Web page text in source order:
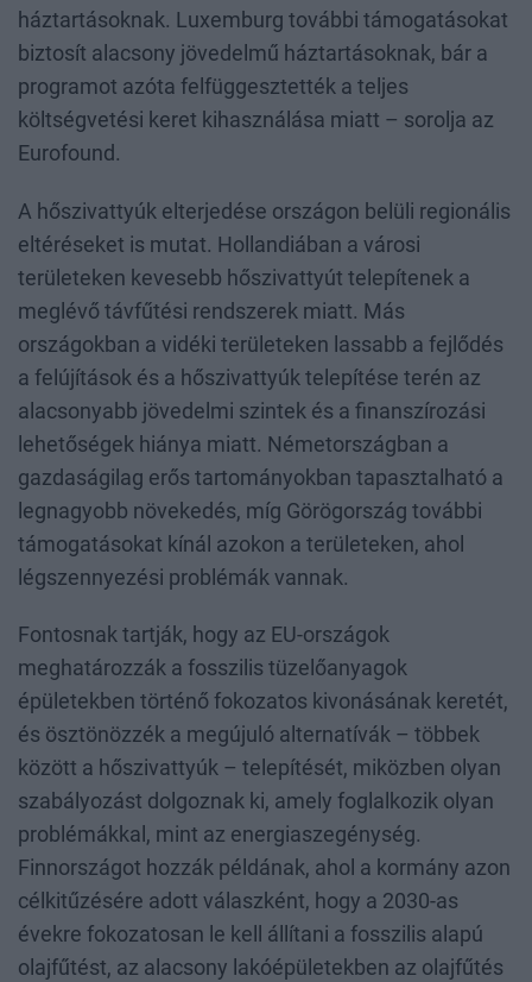
háztartásoknak. Luxemburg további támogatásokat
biztosít alacsony jövedelmű háztartásoknak, bár a
programot azóta felfüggesztették a teljes
költségvetési keret kihasználása miatt – sorolja az
Eurofound.
A hőszivattyúk elterjedése országon belüli regionális
eltéréseket is mutat. Hollandiában a városi
területeken kevesebb hőszivattyút telepítenek a
meglévő távfűtési rendszerek miatt. Más
országokban a vidéki területeken lassabb a fejlődés
a felújítások és a hőszivattyúk telepítése terén az
alacsonyabb jövedelmi szintek és a finanszírozási
lehetőségek hiánya miatt. Németországban a
gazdaságilag erős tartományokban tapasztalható a
legnagyobb növekedés, míg Görögország további
támogatásokat kínál azokon a területeken, ahol
légszennyezési problémák vannak.
Fontosnak tartják, hogy az EU-országok
meghatározzák a fosszilis tüzelőanyagok
épületekben történő fokozatos kivonásának keretét,
és ösztönözzék a megújuló alternatívák – többek
között a hőszivattyúk – telepítését, miközben olyan
szabályozást dolgoznak ki, amely foglalkozik olyan
problémákkal, mint az energiaszegénység.
Finnországot hozzák példának, ahol a kormány azon
célkitűzésére adott válaszként, hogy a 2030-as
évekre fokozatosan le kell állítani a fosszilis alapú
olajfűtést, az alacsony lakóépületekben az olajfűtés